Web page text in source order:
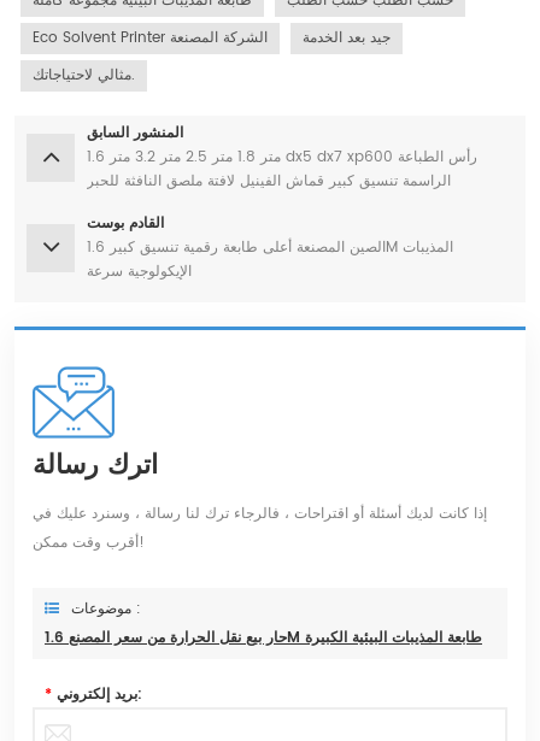
Eco Solvent Printer الشركة المصنعة
جيد بعد الخدمة
مثالي لاحتياجاتك.
المنشور السابق
1.6 متر 1.8 متر 2.5 متر 3.2 متر dx5 dx7 xp600 رأس الطباعة
الراسمة تنسيق كبير قماش الفينيل لافتة ملصق النافثة للحبر
القادم بوست
الصين المصنعة أعلى طابعة رقمية تنسيق كبير 1.6M المذيبات
الإيكولوجية سرعة
اترك رسالة
إذا كانت لديك أسئلة أو اقتراحات ، فالرجاء ترك لنا رسالة ، وسنرد عليك في
أقرب وقت ممكن!
موضوعات :
حار بيع نقل الحرارة من سعر المصنع 1.6M طابعة المذيبات البيئية الكبيرة
* بريد إلكتروني: